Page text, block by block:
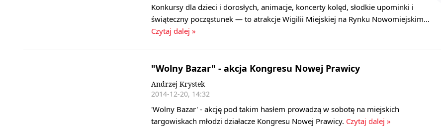
Konkursy dla dzieci i dorosłych, animacje, koncerty kolęd, słodkie upominki i
świąteczny poczęstunek — to atrakcje Wigilii Miejskiej na Rynku Nowomiejskim…
Czytaj dalej »
"Wolny Bazar" - akcja Kongresu Nowej Prawicy
Andrzej Krystek
2014-12-20, 14:32
'Wolny Bazar' - akcję pod takim hasłem prowadzą w sobotę na miejskich
targowiskach młodzi działacze Kongresu Nowej Prawicy. Czytaj dalej »